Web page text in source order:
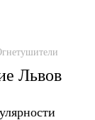
Львов